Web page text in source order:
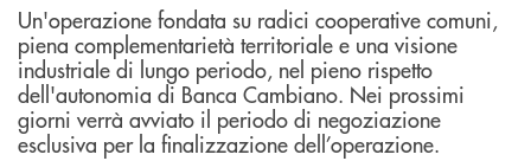
Un'operazione fondata su radici cooperative comuni,
piena complementarietà territoriale e una visione
industriale di lungo periodo, nel pieno rispetto
dell'autonomia di Banca Cambiano. Nei prossimi
giorni verrà avviato il periodo di negoziazione
esclusiva per la finalizzazione dell’operazione.